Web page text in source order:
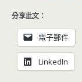
分享此文：
電子郵件
LinkedIn